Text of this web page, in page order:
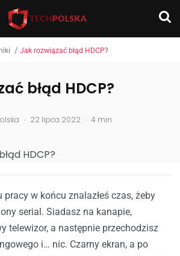
/ Jak rozwiązać błąd HDCP?
błąd HDCP?
. 22 lipca 2022 . 4 min
pracy w końcu znalazłeś czas, żeby
serial. Siadasz na kanapie,
telewizor, a następnie przechodzisz
i… nic. Czarny ekran, a po